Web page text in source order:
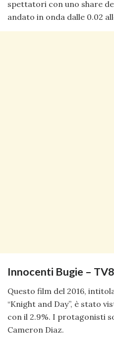
spettatori con uno share del
andato in onda dalle 0.02
Innocenti Bugie – TV8
Questo film del 2016,
“Knight and Day”, è stato
con il 2.9%. I protagonisti
Cameron Diaz.